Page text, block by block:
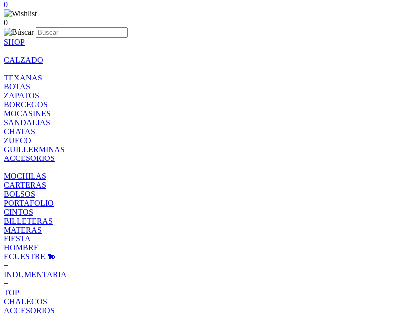
0
0
SHOP
+
CALZADO
+
TEXANAS
BOTAS
ZAPATOS
BORCEGOS
MOCASINES
SANDALIAS
CHATAS
ZUECO
GUILLERMINAS
ACCESORIOS
+
MOCHILAS
CARTERAS
BOLSOS
PORTAFOLIO
CINTOS
BILLETERAS
MATERAS
FIESTA
HOMBRE
ECUESTRE 🐎
+
INDUMENTARIA
+
TOP
CHALECOS
ACCESORIOS